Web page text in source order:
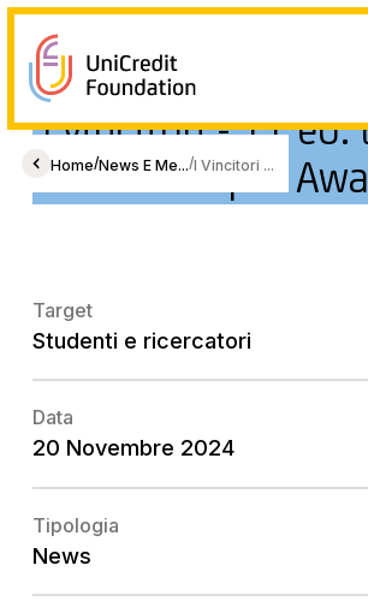
Home/News E Me.../I Vincitori ...
I vincitori - 11 ed.
JM Best Paper
Target
Studenti e ricercatori
Data
20 Novembre 2024
Tipologia
News